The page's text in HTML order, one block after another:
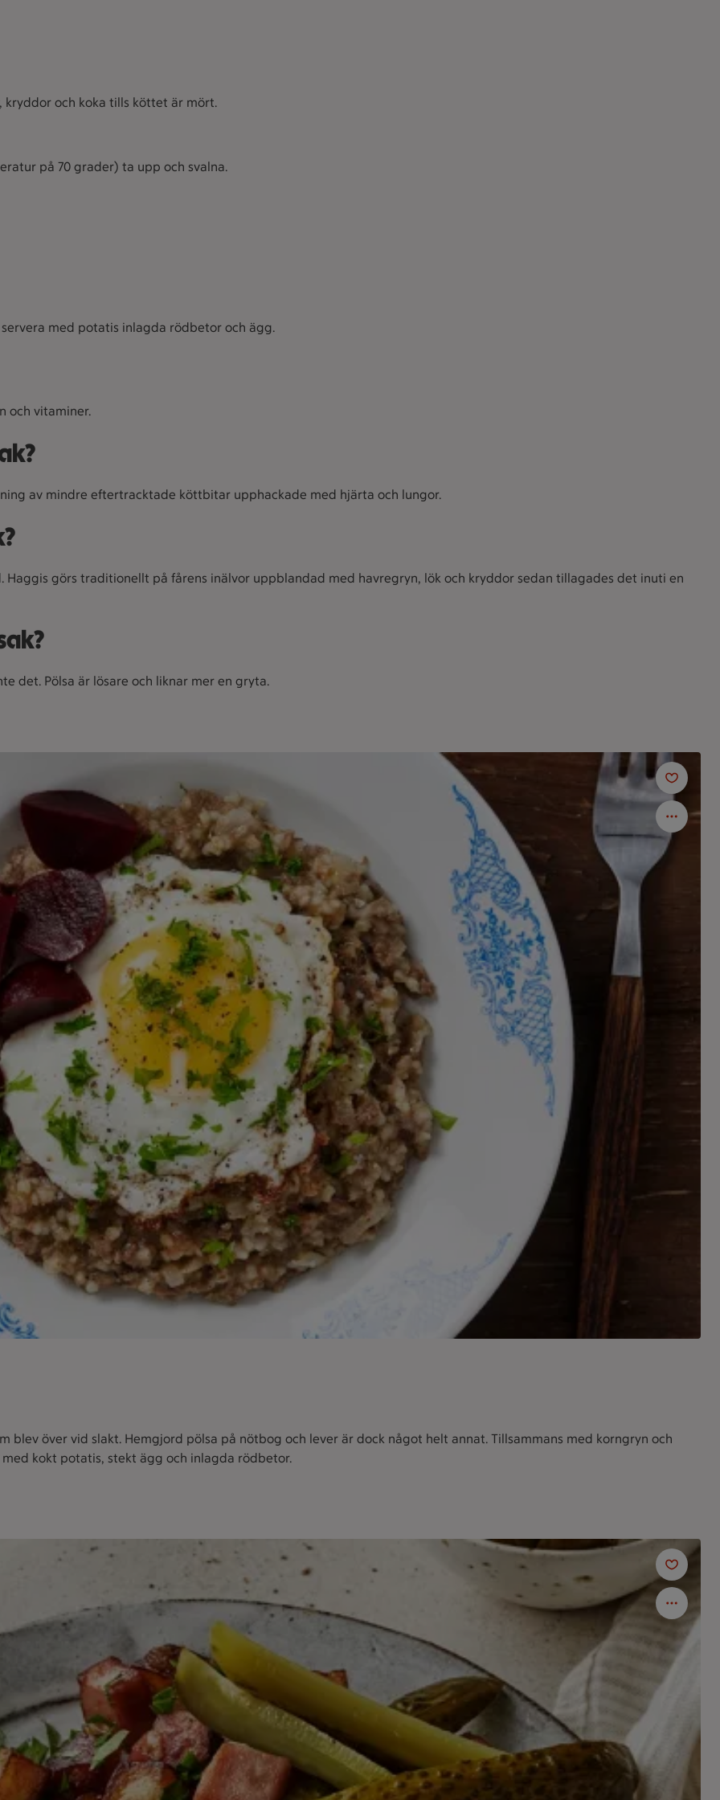
och koka tills köttet är mört.
på 70 grader) ta upp och svalna.
med potatis inlagda rödbetor och ägg.
och vitaminer.
av mindre eftertracktade köttbitar upphackade med hjärta och lungor.
Haggis görs traditionellt på fårens inälvor uppblandad med havregryn, lök och kryddor sedan tillagades det inuti en
det. Pölsa är lösare och liknar mer en gryta.
blev över vid slakt. Hemgjord pölsa på nötbog och lever är dock något helt annat. Tillsammans med korngryn och
kokt potatis, stekt ägg och inlagda rödbetor.